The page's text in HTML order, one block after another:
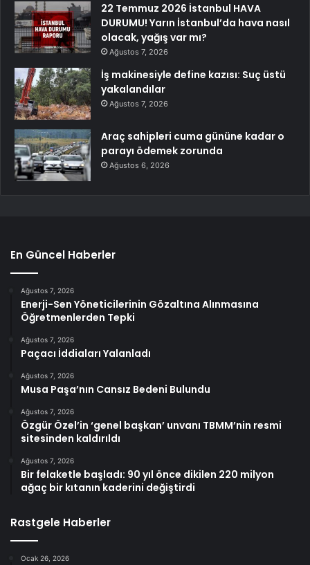
22 Temmuz 2026 İstanbul HAVA
DURUMU! Yarın İstanbul’da hava nasıl
olacak, yağış var mı?
Ağustos 7, 2026
İş makinesiyle define kazısı: Suç üstü
yakalandılar
Ağustos 7, 2026
Araç sahipleri cuma gününe kadar o
parayı ödemek zorunda
Ağustos 6, 2026
En Güncel Haberler
Ağustos 7, 2026
Enerji-Sen Yöneticilerinin Gözaltına Alınmasına
Öğretmenlerden Tepki
Ağustos 7, 2026
Paçacı İddiaları Yalanladı
Ağustos 7, 2026
Musa Paşa’nın Cansız Bedeni Bulundu
Ağustos 7, 2026
Özgür Özel’in ‘genel başkan’ unvanı TBMM’nin resmi
sitesinden kaldırıldı
Ağustos 7, 2026
Bir felaketle başladı: 90 yıl önce dikilen 220 milyon
ağaç bir kıtanın kaderini değiştirdi
Rastgele Haberler
Ocak 26, 2026